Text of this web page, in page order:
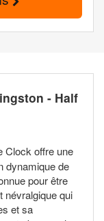
- Half
Clock offre une
dynamique de
pour être
névralgique qui
et sa